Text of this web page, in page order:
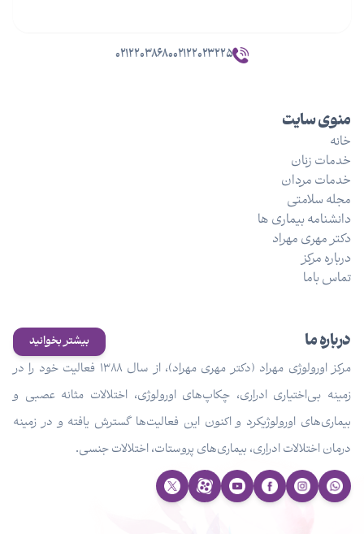
درباره ما بیشتر بخوانید
مرکز اورولوژی مهراد (دکتر مهری مهراد)، از سال ۱۳۸۸ فعالیت خود را در
زمینه بی‌اختیاری ادراری، چکاپ‌های اورولوژی، اختلالات مثانه عصبی و
بیماری‌های اورولوژیکرد و اکنون این فعالیت‌ها گسترش یافته و در زمینه
درمان اختلالات ادراری، بیماری‌های پروستات، اختلالات جنسی.
منوی سایت
خانه
خدمات زنان
خدمات مردان
مجله سلامتی
دانشنامه بیماری ها
دکتر مهری مهراد
درباره مرکز
تماس باما
۰۲۱۲۲۰۲۳۲۲۵۰۲۱۲۲۰۳۸۶۸۰